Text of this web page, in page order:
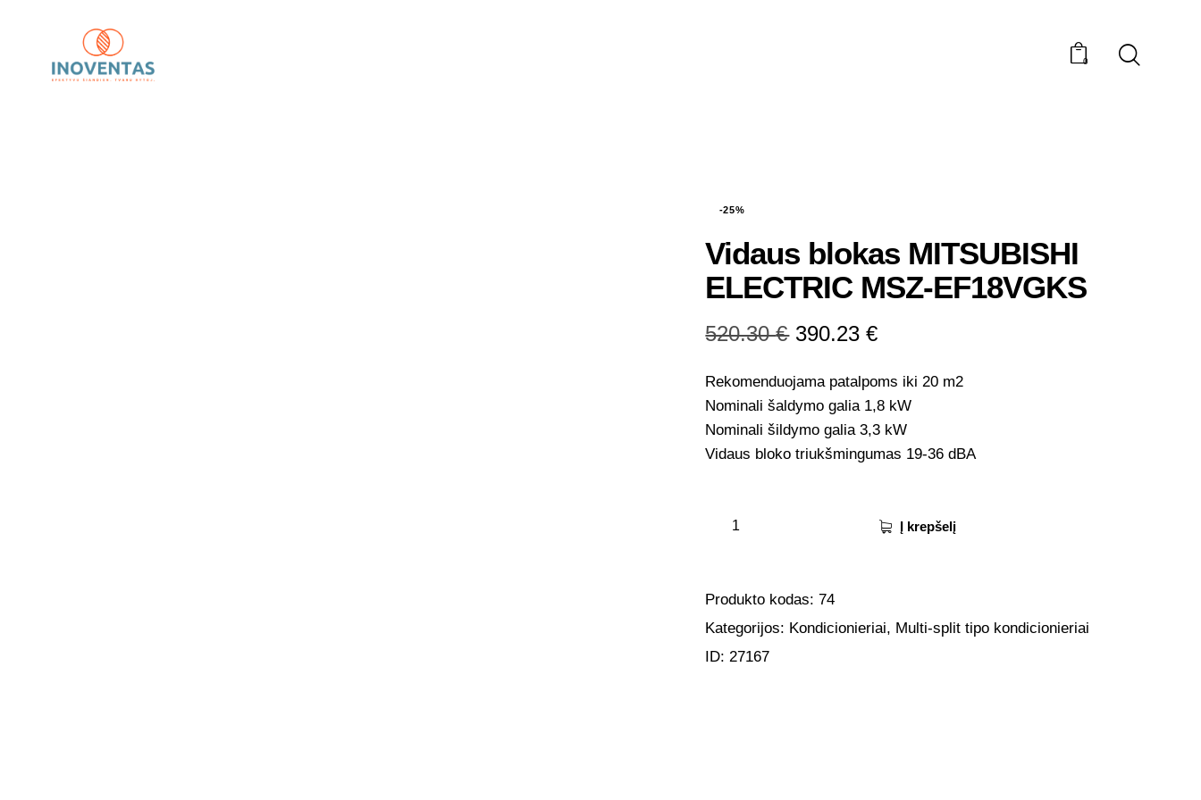
0
-25%
Vidaus blokas MITSUBISHI
ELECTRIC MSZ-EF18VGKS
520.30€ 390.23€
Rekomenduojama patalpoms iki 20 m2
Nominali šaldymo galia 1,8 kW
Nominali šildymo galia 3,3 kW
Vidaus bloko triukšmingumas 19-36 dBA
Į krepšelį
Produkto kodas:74
Kategorijos: Kondicionieriai, Multi-split tipo kondicionieriai
ID: 27167